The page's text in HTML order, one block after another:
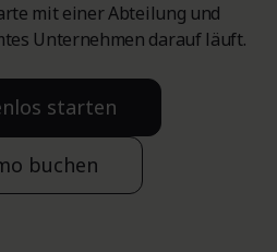
mit einer Abteilung und
Unternehmen darauf läuft.
starten
buchen